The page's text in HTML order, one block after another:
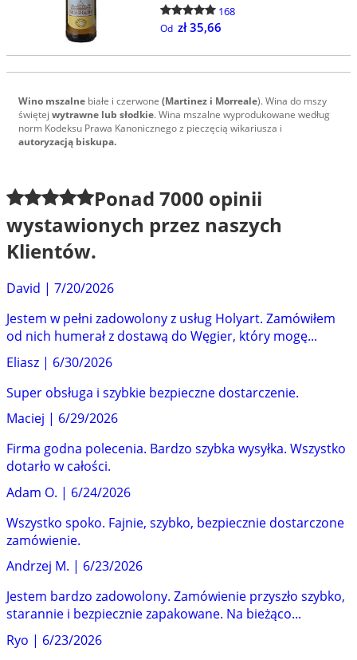
168
Od zł 35,66
Wino mszalne białe i czerwone (Martinez i Morreale). Wina do mszy
świętej wytrawne lub słodkie. Wina mszalne wyprodukowane według
norm Kodeksu Prawa Kanonicznego z pieczęcią wikariusza i
autoryzacją biskupa.
Ponad 7000 opinii
wystawionych przez naszych
Klientów.
David | 7/20/2026
Jestem w pełni zadowolony z usług Holyart. Zamówiłem
od nich humerał z dostawą do Węgier, który mogę...
Eliasz | 6/30/2026
Super obsługa i szybkie bezpieczne dostarczenie.
Maciej | 6/29/2026
Firma godna polecenia. Bardzo szybka wysyłka. Wszystko
dotarło w całości.
Adam O. | 6/24/2026
Wszystko spoko. Fajnie, szybko, bezpiecznie dostarczone
zamówienie.
Andrzej M. | 6/23/2026
Jestem bardzo zadowolony. Zamówienie przyszło szybko,
starannie i bezpiecznie zapakowane. Na bieżąco...
Ryo | 6/23/2026